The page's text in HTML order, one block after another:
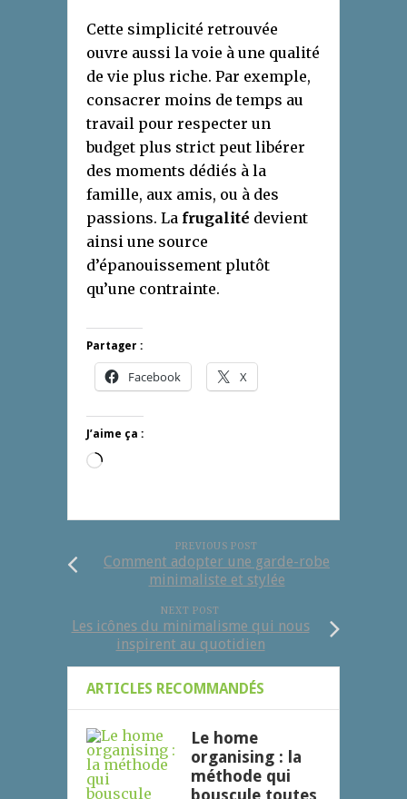
Cette simplicité retrouvée
ouvre aussi la voie à une qualité
de vie plus riche. Par exemple,
consacrer moins de temps au
travail pour respecter un
budget plus strict peut libérer
des moments dédiés à la
famille, aux amis, ou à des
passions. La frugalité devient
ainsi une source
d’épanouissement plutôt
qu’une contrainte.
Partager :
Facebook X
J’aime ça :
Chargement…
PREVIOUS POST
Comment adopter une garde-robe
minimaliste et stylée
NEXT POST
Les icônes du minimalisme qui nous
inspirent au quotidien
ARTICLES RECOMMANDÉS
Le home
organising : la
méthode qui
bouscule toutes